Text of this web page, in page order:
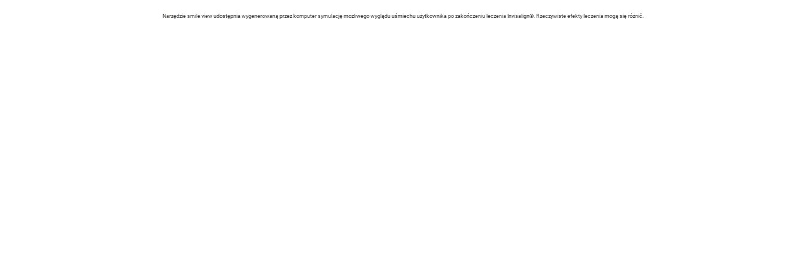
Narzędzie smile view udostępnia wygenerowaną przez komputer symulację możliwego wyglądu uśmiechu użytkownika po zakończeniu leczenia Invisalign®. Rzeczywiste efekty leczenia mogą się różnić.